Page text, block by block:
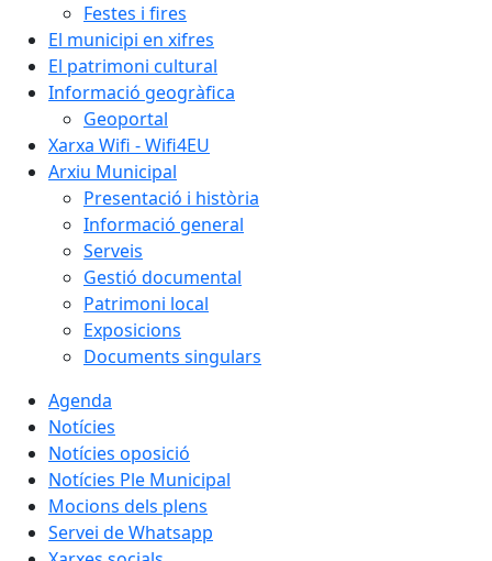
Festes i fires
El municipi en xifres
El patrimoni cultural
Informació geogràfica
Geoportal
Xarxa Wifi - Wifi4EU
Arxiu Municipal
Presentació i història
Informació general
Serveis
Gestió documental
Patrimoni local
Exposicions
Documents singulars
Agenda
Notícies
Notícies oposició
Notícies Ple Municipal
Mocions dels plens
Servei de Whatsapp